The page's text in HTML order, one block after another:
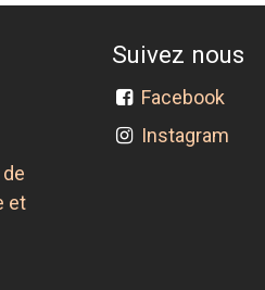
et
Suivez nous
Facebook
Instagram